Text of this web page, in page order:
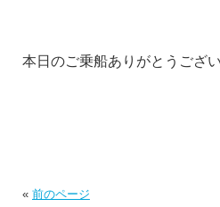
本日のご乗船ありがとうござ
« 前のページ